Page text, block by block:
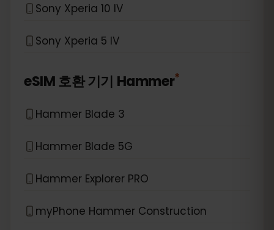
Sony Xperia 10 IV
Sony Xperia 5 IV
eSIM 호환 기기 Hammer*
Hammer Blade 3
Hammer Blade 5G
Hammer Explorer PRO
myPhone Hammer Construction